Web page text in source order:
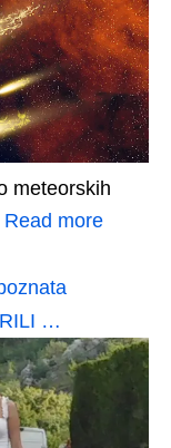
meteorskih
Read more
…